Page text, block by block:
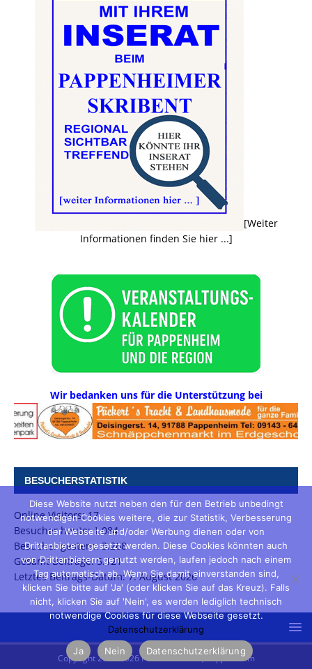
[Weiter
Informationen finden Sie hier ...]
Wir bedanken uns für die Unterstützung bei
BESUCHERSTATISTIK
Online Visitors:17
Besucher heute:1.084
Besucher gestern:3.268
Gesamt Beiträge:5.121
Letztes Beitrags-Datum:7. August 2026
Copyright 2003-2026 Peter Prusakow, Pappenheim
Diese Website nutzt neben den für den Betrieb unbedingt
notwendigen Cookies weitere, die zur Statistik, Verbesserung
der Webseite und/oder Werbung dienen oder von
Drittanbietern gesetzt werden. Diese Cookies könnten auch
von Drittanbietern genutzt werden, laufen jedoch nach einem
Tag automatisch ab. Wenn Sie damit einverstanden sind,
klicken Sie bitte auf 'Ja' (oder klicken Sie auf das Kreuz). Falls
nicht, klicken Sie auf 'Nein', es werden lediglich technisch
notwendige Cookies für diese Webseite gesetzt.
Datenschutzerklärung
Ja
Nein Datenschutzerklärung